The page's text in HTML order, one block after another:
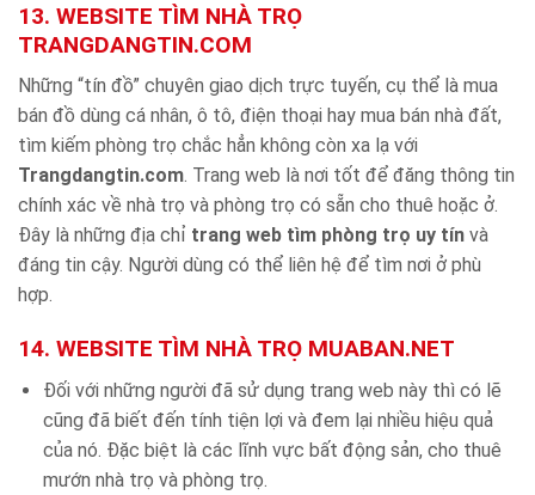
13. WEBSITE TÌM NHÀ TRỌ
TRANGDANGTIN.COM
Những “tín đồ” chuyên giao dịch trực tuyến, cụ thể là mua
bán đồ dùng cá nhân, ô tô, điện thoại hay mua bán nhà đất,
tìm kiếm phòng trọ chắc hẳn không còn xa lạ với
Trangdangtin.com. Trang web là nơi tốt để đăng thông tin
chính xác về nhà trọ và phòng trọ có sẵn cho thuê hoặc ở.
Đây là những địa chỉ trang web tìm phòng trọ uy tín và
đáng tin cậy. Người dùng có thể liên hệ để tìm nơi ở phù
hợp.
14. WEBSITE TÌM NHÀ TRỌ MUABAN.NET
Đối với những người đã sử dụng trang web này thì có lẽ
cũng đã biết đến tính tiện lợi và đem lại nhiều hiệu quả
của nó. Đặc biệt là các lĩnh vực bất động sản, cho thuê
mướn nhà trọ và phòng trọ.